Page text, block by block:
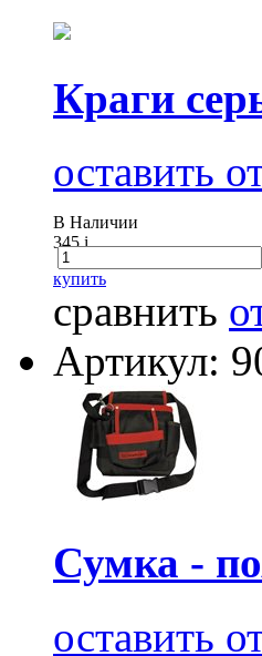
Краги
оставить
В Наличии
345i
купить
сравнить
Артикул:
Сумка -
оставить